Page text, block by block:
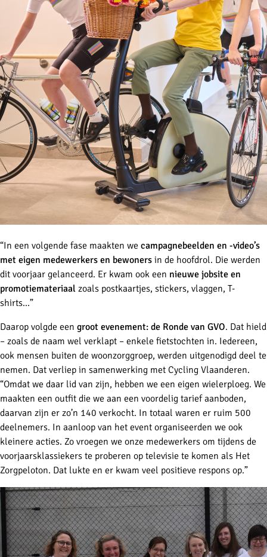
“In een volgende fase maakten we campagnebeelden en -video’s
met eigen medewerkers en bewoners in de hoofdrol. Die werden
dit voorjaar gelanceerd. Er kwam ook een nieuwe jobsite en
promotiemateriaal zoals postkaartjes, stickers, vlaggen, T-
shirts...”
Daarop volgde een groot evenement: de Ronde van GVO. Dat hield
– zoals de naam wel verklapt – enkele fietstochten in. Iedereen,
ook mensen buiten de woonzorggroep, werden uitgenodigd deel te
nemen. Dat verliep in samenwerking met Cycling Vlaanderen.
“Omdat we daar lid van zijn, hebben we een eigen wielerploeg. We
maakten een outfit die we aan een voordelig tarief aanboden,
daarvan zijn er zo’n 140 verkocht. In totaal waren er ruim 500
deelnemers. In aanloop van het event organiseerden we ook
kleinere acties. Zo vroegen we onze medewerkers om tijdens de
voorjaarsklassiekers te proberen op televisie te komen als Het
Zorgpeloton. Dat lukte en er kwam veel positieve respons op.”